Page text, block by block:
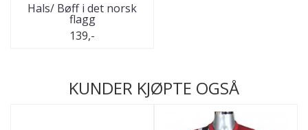
Hals/ Bøff i det norsk
flagg
139,-
KUNDER KJØPTE OGSÅ